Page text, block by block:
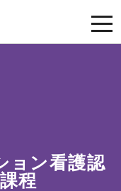
ョン看護認
程